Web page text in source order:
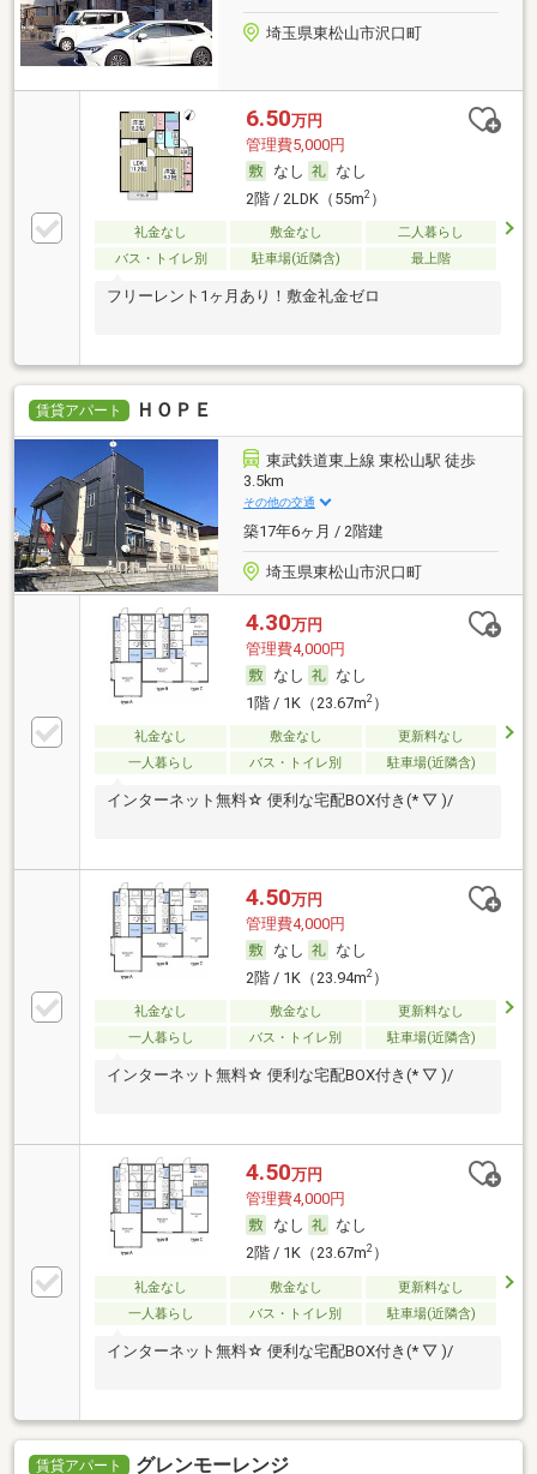
埼玉県東松山市沢口町
6.50万円
管理費5,000円
なし
なし
2階 / 2LDK（55m2）
礼金なし 敷金なし
二人暮らし
バス・トイレ別
駐車場(近隣含) 最上階
フリーレント1ヶ月あり！敷金礼金ゼロ
賃貸アパート ＨＯＰＥ
東武鉄道東上線 東松山駅 徒歩
3.5km
その他の交通
築17年6ヶ月 / 2階建
埼玉県東松山市沢口町
4.30万円
管理費4,000円
なし
なし
1階 / 1K（23.67m2）
礼金なし 敷金なし
更新料なし
一人暮らし
バス・トイレ別 駐車場(近隣含)
インターネット無料☆ 便利な宅配BOX付き(* ▽ )/
4.50万円
管理費4,000円
なし
なし
2階 / 1K（23.94m2）
礼金なし 敷金なし
更新料なし
一人暮らし
バス・トイレ別 駐車場(近隣含)
インターネット無料☆ 便利な宅配BOX付き(* ▽ )/
4.50万円
管理費4,000円
なし
なし
2階 / 1K（23.67m2）
礼金なし 敷金なし
更新料なし
一人暮らし
バス・トイレ別 駐車場(近隣含)
インターネット無料☆ 便利な宅配BOX付き(* ▽ )/
賃貸アパート グレンモーレンジ